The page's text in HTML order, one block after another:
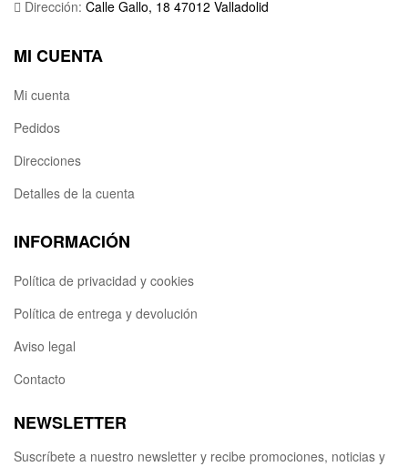
Dirección: Calle Gallo, 18 47012 Valladolid
MI CUENTA
Mi cuenta
Pedidos
Direcciones
Detalles de la cuenta
INFORMACIÓN
Política de privacidad y cookies
Política de entrega y devolución
Aviso legal
Contacto
NEWSLETTER
Suscríbete a nuestro newsletter y recibe promociones, noticias y